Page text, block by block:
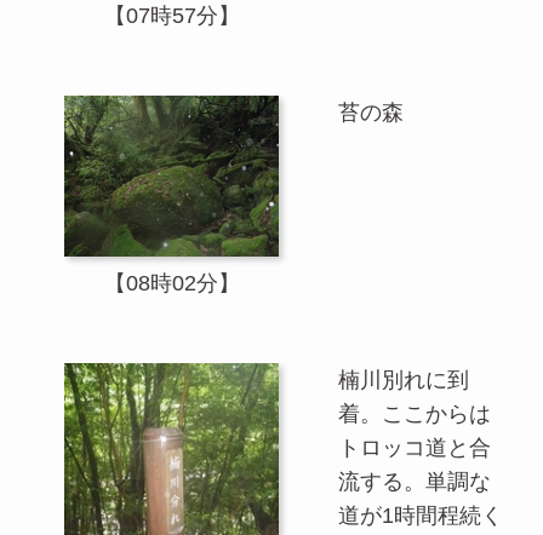
【07時57分】
【08時02分】
苔の森
楠川別れに到
着。ここからは
トロッコ道と合
流する。単調な
道が1時間程続く